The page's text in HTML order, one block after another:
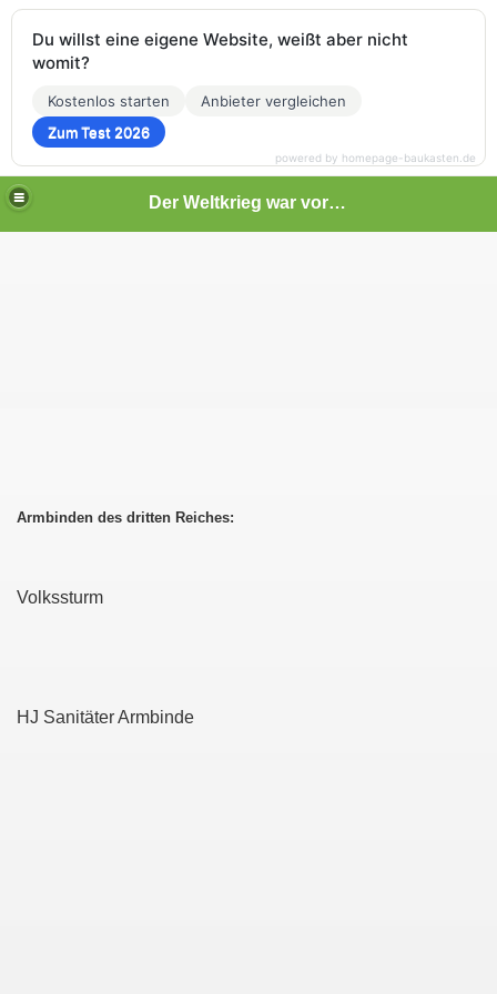
Der Weltkrieg war vor deiner Tür
Armbinden des dritten Reiches:
Volkssturm
HJ Sanitäter Armbinde
Du willst eine eigene Website, weißt aber nicht
womit?
Kostenlos starten
Anbieter vergleichen
Zum Test 2026
powered by homepage-baukasten.de